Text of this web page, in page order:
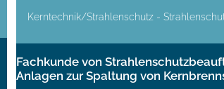
Kerntechnik/Strahlenschutz -
Fachkunde von
Anlagen zur Spaltung von